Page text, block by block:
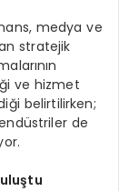
medya ve
stratejik
ve hizmet
belirtilirken;
de